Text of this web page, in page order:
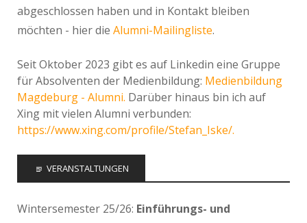
abgeschlossen haben und in Kontakt bleiben
möchten - hier die Alumni-Mailingliste.
Seit Oktober 2023 gibt es auf Linkedin eine Gruppe
für Absolventen der Medienbildung: Medienbildung
Magdeburg - Alumni. Darüber hinaus bin ich auf
Xing mit vielen Alumni verbunden:
https://www.xing.com/profile/Stefan_Iske/.
VERANSTALTUNGEN
Wintersemester 25/26: Einführungs- und